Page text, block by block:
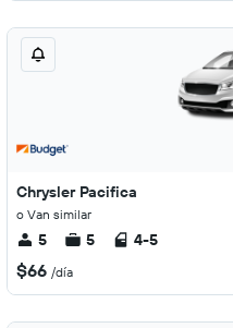
Chrysler Pacifica
o Van similar
5 5 4-5
$66 /día